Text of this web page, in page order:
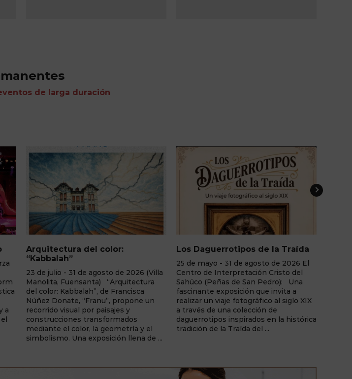
de larga duración
Los Daguerrotipos de la Traída
25 de mayo - 31 de agosto de 2026 El
Centro de Interpretación Cristo del
Sahúco (Peñas de San Pedro): Una
fascinante exposición que invita a
realizar un viaje fotográfico al siglo XIX
a través de una colección de
daguerrotipos inspirados en la histórica
tradición de la Traída del ...
Adictos Sin Sustancia
Junio - agosto de 2026 La Casa del
Libro de Albacete: "Adictos Sin
Sustancia", una exposición fotográfica
de Ginés Sánchez que invita a la
reflexión sobre las adicciones
comportamentales y la realidad
humana tras el juego y otras
dependencias sin consumo de